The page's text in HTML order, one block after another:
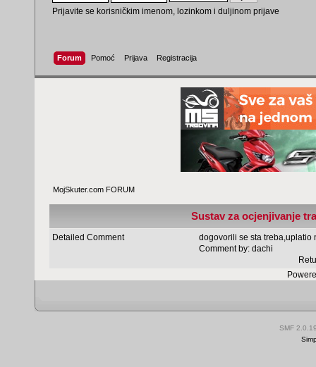
Prijavite se korisničkim imenom, lozinkom i duljinom prijave
Forum Pomoć Prijava Registracija
MojSkuter.com FORUM
Sustav za ocjenjivanje
Detailed Comment
dogovorili se sta
Comment by: dachi
SMF